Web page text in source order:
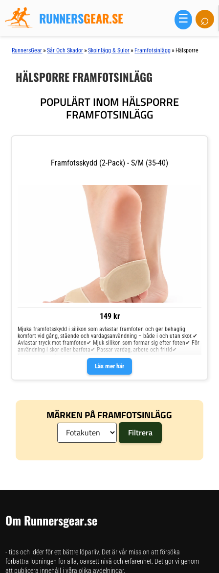
RUNNERSGEAR.SE ☰ ⌕
RunnersGear »Sår Och Skador »Skoinlägg & Sulor » Framfotsinlägg » Hälsporre
HÄLSPORRE FRAMFOTSINLÄGG
POPULÄRT INOM HÄLSPORRE
FRAMFOTSINLÄGG
Framfotsskydd (2-Pack) - S/M (35-40)
149 kr
Läs mer här
Mjuka framfotsskydd i silikon som avlastar framfoten och ger behaglig
komfort vid gång, stående och vardagsanvändning – både i och utan skor.✔
Avlastar tryck mot framfoten✔ Mjuk silikon som formar sig efter foten✔ För
användning i skor eller barfota✔ Passar vardag, arbete och fritid✔
MÄRKEN PÅ FRAMFOTSINLÄGG
Om Runnersgear.se
- tips och idéer för ett bättre löparliv. Det är vår mission att försöka
förbättra löpningen för alla, oavsett nivå och erfarenhet. Det gör vi genom
att publicera innehåll i våra olika avdelningar.